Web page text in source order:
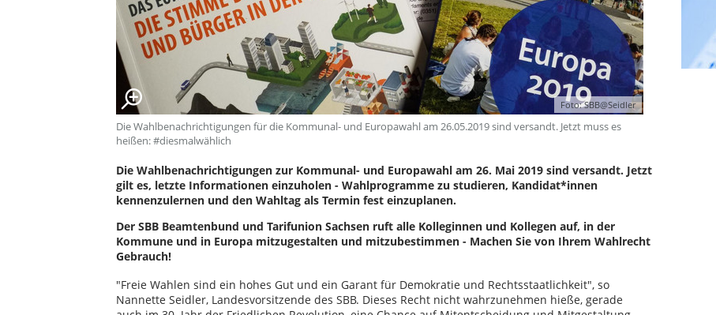
Foto: SBB@Seidler
Die Wahlbenachrichtigungen für die Kommunal- und Europawahl am 26.05.2019 sind versandt. Jetzt muss es
heißen: #diesmalwählich
Die Wahlbenachrichtigungen zur Kommunal- und Europawahl am 26. Mai 2019 sind versandt. Jetzt
gilt es, letzte Informationen einzuholen - Wahlprogramme zu studieren, Kandidat*innen
kennenzulernen und den Wahltag als Termin fest einzuplanen.
Der SBB Beamtenbund und Tarifunion Sachsen ruft alle Kolleginnen und Kollegen auf, in der
Kommune und in Europa mitzugestalten und mitzubestimmen - Machen Sie von Ihrem Wahlrecht
Gebrauch!
"Freie Wahlen sind ein hohes Gut und ein Garant für Demokratie und Rechtsstaatlichkeit", so
Nannette Seidler, Landesvorsitzende des SBB. Dieses Recht nicht wahrzunehmen hieße, gerade